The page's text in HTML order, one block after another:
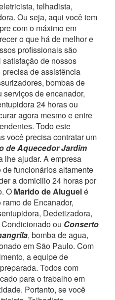
telhadista,
Ou seja, aqui você tem
com o máximo em
o que há de melhor e
profissionais são
de nossos
precisa de assistência
bombas de
de encanador,
24 horas ou
agora mesmo e entre
Todo este
você precisa contratar um
de Aquecedor Jardim
lhe ajudar. A empresa
de funcionários altamente
a domicilio 24 horas por
O Marido de Aluguelé
de Encanador,
Dedetizadora,
ou Conserto
, bomba de agua,
em São Paulo. Com
a equipe de
Todos com
para o trabalho em
Portanto, se você